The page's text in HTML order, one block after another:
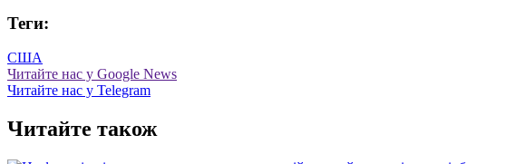
Теги:
США
Читайте нас у Google News
Читайте нас у Telegram
Читайте також